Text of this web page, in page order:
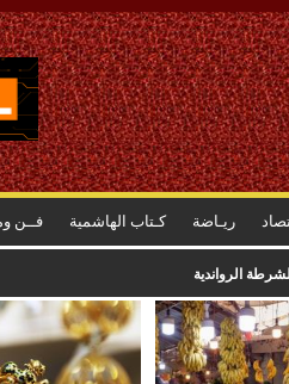
ريـاضة كـتاب الهاشمية فــن
الرواندية